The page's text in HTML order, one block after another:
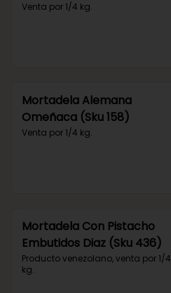
Venta por 1/4 kg.
Mortadela Alemana
Omeñaca (Sku 158)
Venta por 1/4 kg.
Mortadela Con Pistacho
Embutidos Diaz (Sku 436)
Producto venezolano, venta por 1/4
kg.